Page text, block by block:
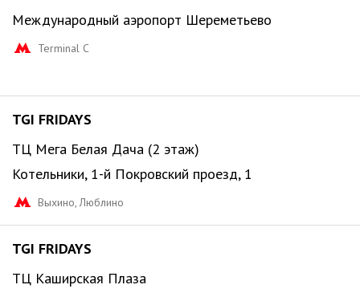
Международный аэропорт Шереметьево
Terminal С
TGI FRIDAYS
ТЦ Мега Белая Дача (2 этаж)
Котельники, 1-й Покровский проезд, 1
Выхино, Люблино
TGI FRIDAYS
ТЦ Каширская Плаза